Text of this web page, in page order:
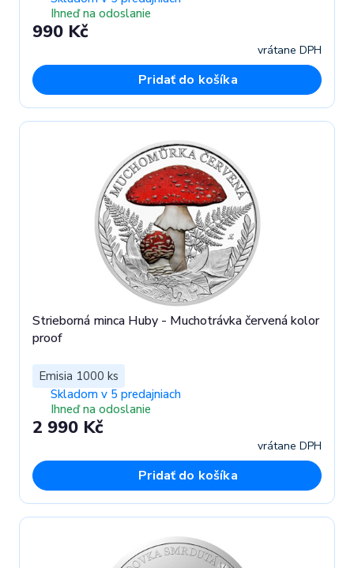
Ihneď na odoslanie
990 Kč
vrátane DPH
Pridať do košíka
Strieborná minca Huby - Muchotrávka červená kolor
proof
Emisia 1000 ks
Skladom v 5 predajniach
Ihneď na odoslanie
2 990 Kč
vrátane DPH
Pridať do košíka